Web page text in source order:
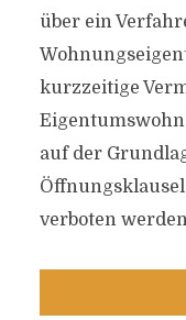
über ein
kurzzeitige
auf der
verboten